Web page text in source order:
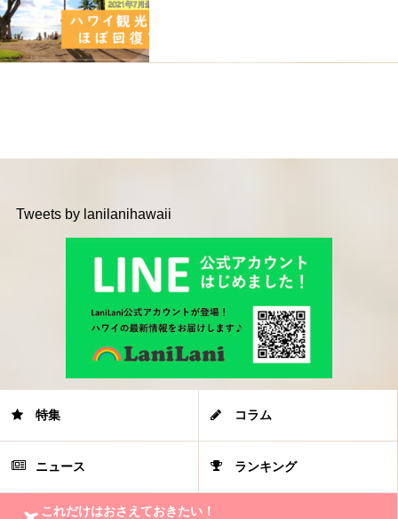
Tweets by lanilanihawaii
特集 コラム
ニュース ランキング
これだけはおさえておきたい！